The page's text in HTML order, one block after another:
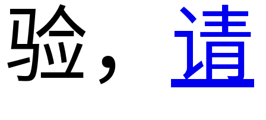
验， 请